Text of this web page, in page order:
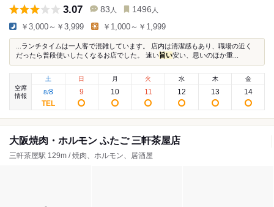
3.07 83 人 1496 人
￥3,000～￥3,999 ￥1,000～￥1,999
...ランチタイムは一人客で混雑しています。 店内は清潔感もあり、職場の近く
だったら普段使いしたくなるお店でした。 速い旨い安い、思いのほか重...
空席
情報
土
8/8
日
9
月
10
火
11
水
12
木
13
金
14
大阪焼肉・ホルモン ふたご 三軒茶屋店
三軒茶屋駅 129m / 焼肉、ホルモン、居酒屋